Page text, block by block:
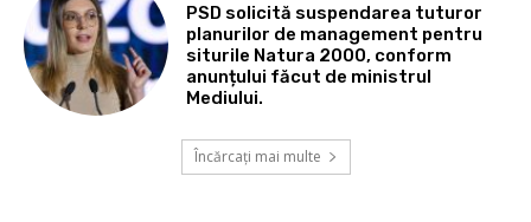
PSD solicită suspendarea tuturor
planurilor de management pentru
siturile Natura 2000, conform
anunțului făcut de ministrul
Mediului.
Încărcați mai multe